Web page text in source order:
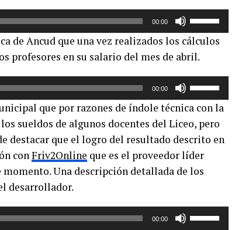
00:00
teclas
de
arriba/abajo
para
aumentar
o
disminuir
el
volumen.
de Ancud que una vez realizados los cálculos
profesores en su salario del mes de abril.
00:00
teclas
de
flecha
arriba/abajo
para
disminuir
el
que por razones de índole técnica con la
sueldos de algunos docentes del Liceo, pero
destacar que el logro del resultado descrito en
conFriv2Online que es el proveedor líder
Una descripción detallada de los
desarrollador.
00:00